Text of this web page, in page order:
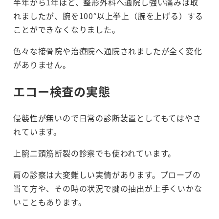
れましたが、腕を100°以上挙上（腕を上げる）する
ことができなくなりました。
色々な接骨院や治療院へ通院されましたが全く変化
がありません。
エコー検査の実態
侵襲性が無いので日常の診断装置としてもてはやさ
れています。
上腕二頭筋断裂の診察でも使われています。
肩の診察は大変難しい実情があります。プローブの
当て方や、その時の状況で腱の抽出が上手くいかな
いこともあります。